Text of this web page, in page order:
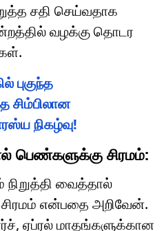
சதி செய்வதாக
வழக்கு தொடர
புகுந்த
சிம்பிலான
நிகழ்வு!
பெண்களுக்கு சிரமம்:
வைத்தால்
என்பதை அறிவேன்.
ஏப்ரல் மாதங்களுக்கான